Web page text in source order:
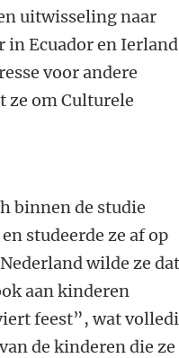
uitwisseling naar
in Ecuador en Ierland
voor andere
ze om Culturele
binnen de studie
studeerde ze af op
wilde ze dat
aan kinderen
feest”, wat
de kinderen die ze